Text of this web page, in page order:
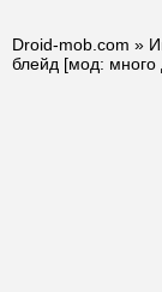
Droid-mob.com »
блейд [мод: много